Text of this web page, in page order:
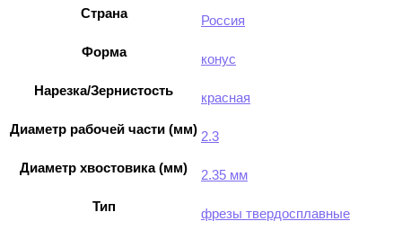
Страна Россия
Форма конус
Нарезка/Зернистость красная
Диаметр рабочей части (мм) 2.3
Диаметр хвостовика (мм) 2.35 мм
Тип фрезы твердосплавные